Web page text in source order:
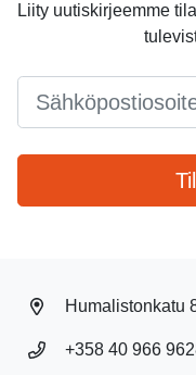
Liity uutiskirjeemme
Humalistonkatu
+358 40 966